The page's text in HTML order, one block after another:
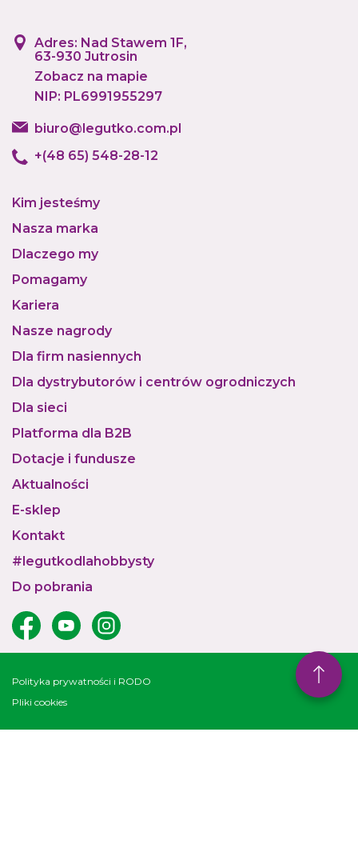
Kim jesteśmy
Nasza marka
Dlaczego my
Pomagamy
Kariera
Nasze nagrody
Dla firm nasiennych
Dla dystrybutorów i centrów ogrodniczych
Dla sieci
Platforma dla B2B
Dotacje i fundusze
Aktualności
E-sklep
Kontakt
#legutkodlahobbysty
Do pobrania
Adres: Nad Stawem 1F,
63-930 Jutrosin
Zobacz na mapie
NIP: PL6991955297
biuro@legutko.com.pl
+(48 65) 548-28-12
Polityka prywatności i RODO
Pliki cookies